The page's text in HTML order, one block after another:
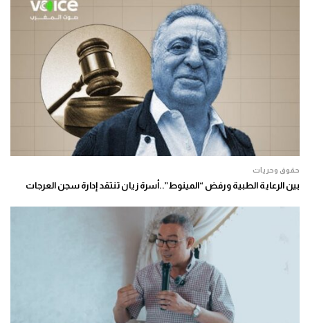
حقوق وحريات
بين الرعاية الطبية ورفض “المينوط”..أسرة زيان تنتقد إدارة سجن العرجات